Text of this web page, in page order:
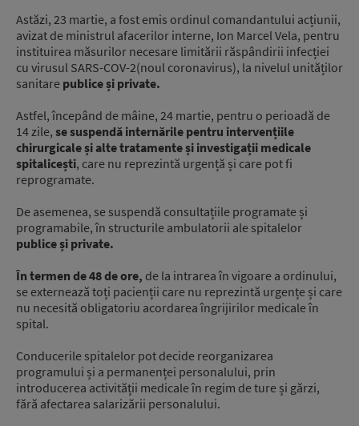
Astăzi, 23 martie, a fost emis ordinul comandantului acțiunii,
avizat de ministrul afacerilor interne, Ion Marcel Vela, pentru
instituirea măsurilor necesare limitării răspândirii infecției
cu virusul SARS-COV-2(noul coronavirus), la nivelul unităților
sanitare publice și private.
Astfel, începând de mâine, 24 martie, pentru o perioadă de
14 zile, se suspendă internările pentru intervențiile
chirurgicale și alte tratamente și investigații medicale
spitalicești, care nu reprezintă urgență și care pot fi
reprogramate.
De asemenea, se suspendă consultațiile programate și
programabile, în structurile ambulatorii ale spitalelor
publice și private.
În termen de 48 de ore, de la intrarea în vigoare a ordinului,
se externează toți pacienții care nu reprezintă urgențe și care
nu necesită obligatoriu acordarea îngrijirilor medicale în
spital.
Conducerile spitalelor pot decide reorganizarea
programului și a permanenței personalului, prin
introducerea activității medicale în regim de ture și gărzi,
fără afectarea salarizării personalului.